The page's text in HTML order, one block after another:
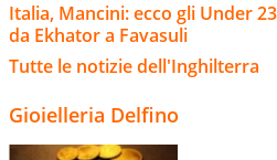
Italia, Mancini: ecco gli Under
da Ekhator a Favasuli
Tutte le notizie dell'Inghilterra
Gioielleria Delfino